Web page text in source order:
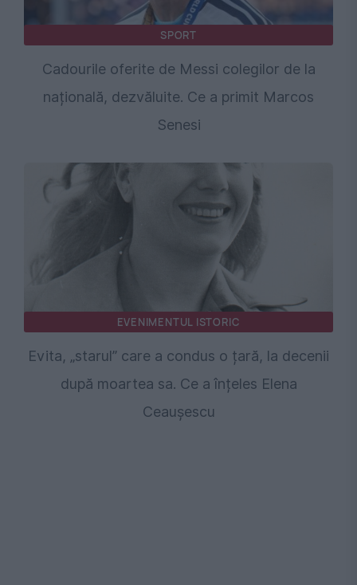
SPORT
Cadourile oferite de Messi colegilor de la
națională, dezvăluite. Ce a primit Marcos
Senesi
EVENIMENTUL ISTORIC
Evita, „starul” care a condus o țară, la decenii
după moartea sa. Ce a înțeles Elena
Ceaușescu